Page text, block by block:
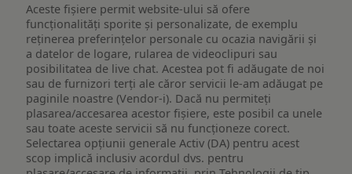
Aceste fișiere permit website-ului să ofere
funcționalități sporite și personalizate, de exemplu
reţinerea preferinţelor personale cu ocazia navigării și
a datelor de logare, rularea de videoclipuri sau
posibilitatea de live chat. Acestea pot fi adăugate de noi
sau de furnizori terți ale căror servicii le-am adăugat pe
paginile noastre (Vendor-i). Dacă nu permiteți
plasarea/accesarea acestor fișiere, este posibil ca unele
sau toate aceste servicii să nu funcționeze corect.
Selectarea opțiunii generale Activ (DA) pentru acest
scop implică inclusiv acordul dvs. pentru